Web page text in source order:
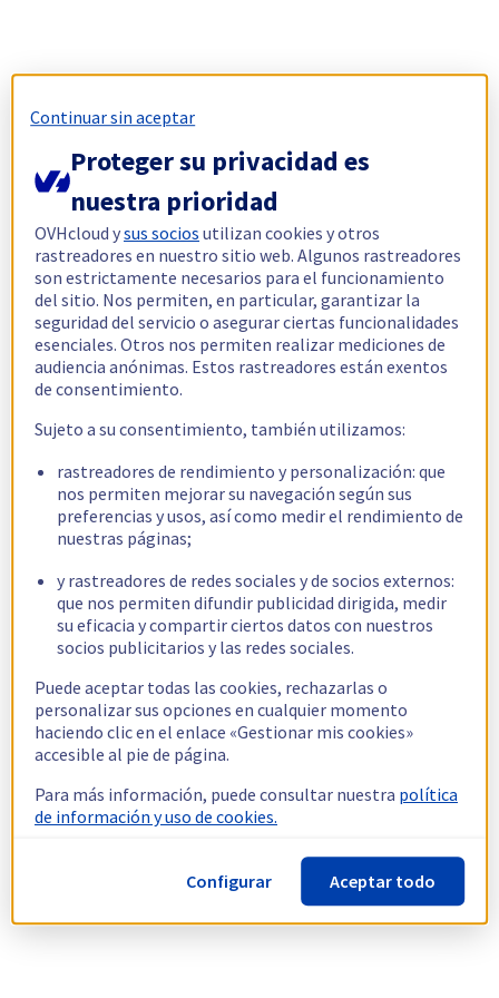
Continuar sin aceptar
Proteger su privacidad es
nuestra prioridad
OVHcloud ysus socios utilizan cookies y otros
rastreadores en nuestro sitio web. Algunos rastreadores
son estrictamente necesarios para el funcionamiento
del sitio. Nos permiten, en particular, garantizar la
seguridad del servicio o asegurar ciertas funcionalidades
esenciales. Otros nos permiten realizar mediciones de
audiencia anónimas. Estos rastreadores están exentos
de consentimiento.
Sujeto a su consentimiento, también utilizamos:
rastreadores de rendimiento y personalización: que
nos permiten mejorar su navegación según sus
preferencias y usos, así como medir el rendimiento de
nuestras páginas;
y rastreadores de redes sociales y de socios externos:
que nos permiten difundir publicidad dirigida, medir
su eficacia y compartir ciertos datos con nuestros
socios publicitarios y las redes sociales.
Puede aceptar todas las cookies, rechazarlas o
personalizar sus opciones en cualquier momento
haciendo clic en el enlace «Gestionar mis cookies»
accesible al pie de página.
Para más información, puede consultar nuestra política
de información y uso de cookies.
Configurar Aceptar todo